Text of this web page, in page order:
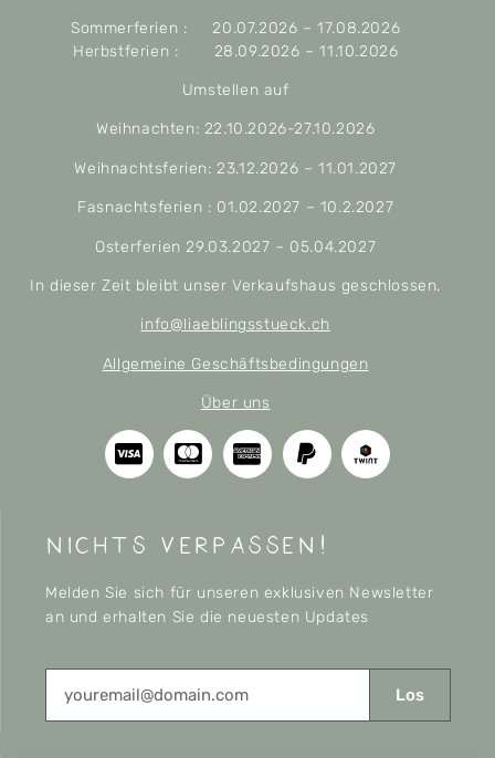
Sommerferien : 20.07.2026 – 17.08.2026
Herbstferien : 28.09.2026 – 11.10.2026
Umstellen auf
Weihnachten: 22.10.2026-27.10.2026
Weihnachtsferien: 23.12.2026 – 11.01.2027
Fasnachtsferien : 01.02.2027 – 10.2.2027
Osterferien 29.03.2027 – 05.04.2027
In dieser Zeit bleibt unser Verkaufshaus geschlossen.
info@liaeblingsstueck.ch
Allgemeine Geschäftsbedingungen
Über uns
nichts verpassen!
Melden Sie sich für unseren exklusiven Newsletter
an und erhalten Sie die neuesten Updates
Los